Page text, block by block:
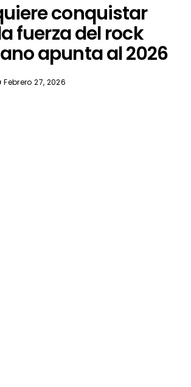
conquistar
fuerza del rock
apunta al 2026
Febrero 27, 2026